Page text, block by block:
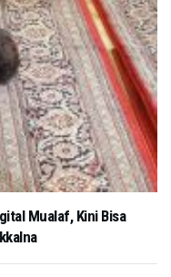
Mualaf, Kini Bisa